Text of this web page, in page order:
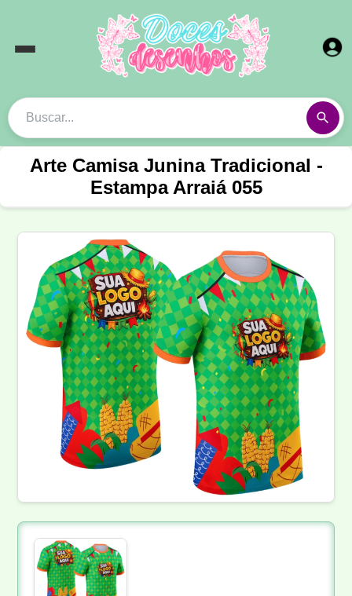
Arte Camisa Junina Tradicional -
Estampa Arraiá 055